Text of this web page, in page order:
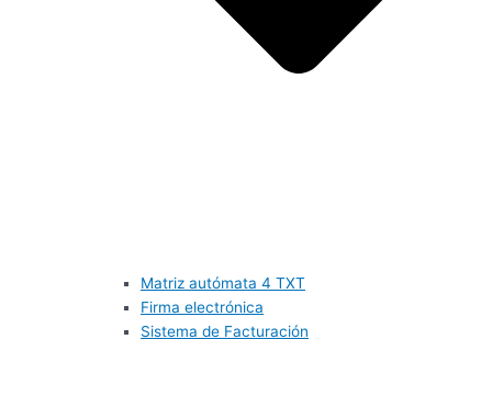
Matriz autómata 4 TXT
Firma electrónica
Sistema de Facturación